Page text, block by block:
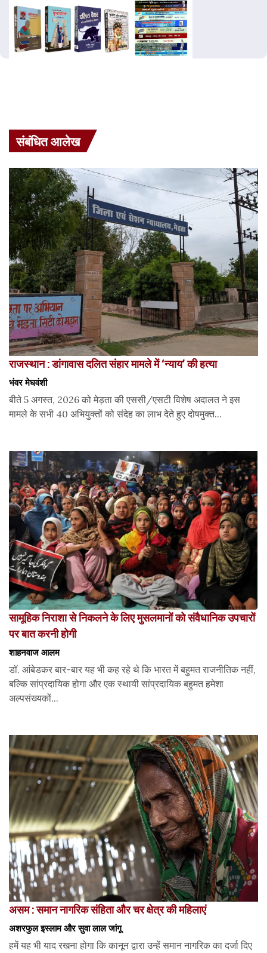
संबंधित आलेख
राजस्थान : डांगावास दलित संहार मामले में ‘न्याय’ की हत्या
भंवर मेघवंशी
बीते 5 अगस्त, 2026 को मेड़ता की एससी/एसटी विशेष अदालत ने इस
मामले के सभी 40 अभियुक्तों को संदेह का लाभ देते हुए दोषमुक्त...
सामूहिक निराशा से निकलने के लिए मुसलमानों को संवैधानिक उपचारों
पर बात करनी होगी
शाहनवाज आलम
डॉ. आंबेडकर बार-बार यह भी कह रहे थे कि भारत में बहुमत राजनीतिक नहीं,
बल्कि सांप्रदायिक होगा और एक स्थायी सांप्रदायिक बहुमत हमेशा
अल्पसंख्यकों...
असम : समान नागरिक संहिता और चर क्षेत्र की महिलाएं
अशरफुल इस्लाम और सुवा लाल जांगू
हमें यह भी याद रखना होगा कि कानून द्वारा उन्हें समान नागरिक का दर्जा दिए